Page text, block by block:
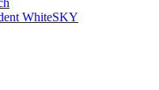
WhiteSKY